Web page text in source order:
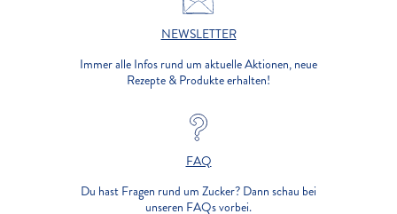
NEWSLETTER
Immer alle Infos rund um aktuelle Aktionen, neue
Rezepte & Produkte erhalten!
FAQ
Du hast Fragen rund um Zucker? Dann schau bei
unseren FAQs vorbei.